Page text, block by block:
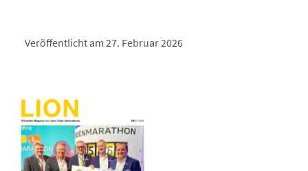
Veröffentlicht am 27. Februar 2026